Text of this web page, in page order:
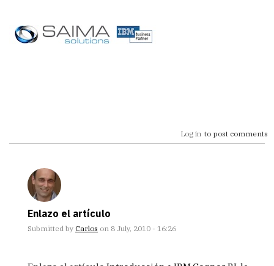
Log in to post comments
Enlazo el artículo
Submitted by Carlos on 8 July, 2010 - 16:26
reply